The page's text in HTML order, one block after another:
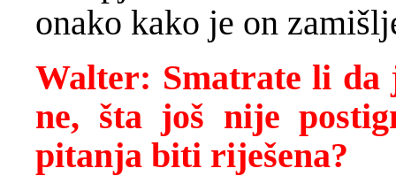
onako kako je on
Walter: Smatrate li da
ne, šta još nije
pitanja biti riješena?